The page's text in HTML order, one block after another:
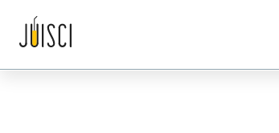
Découvrir